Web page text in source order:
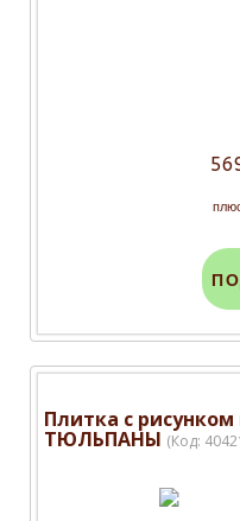
Плитка с
ТЮЛЬПАНЫ (Код: